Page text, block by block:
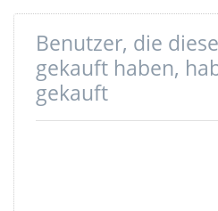
Benutzer, die
gekauft haben,
gekauft